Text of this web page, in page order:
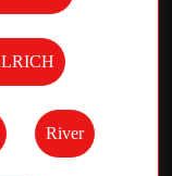
River